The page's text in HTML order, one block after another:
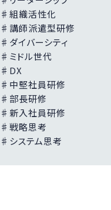
♯組織活性化
♯講師派遣型研修
♯ダイバーシティ
♯ミドル世代
♯DX
♯中堅社員研修
♯部長研修
♯新入社員研修
♯戦略思考
♯システム思考